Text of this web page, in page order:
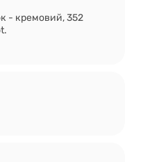
- кремовий, 352